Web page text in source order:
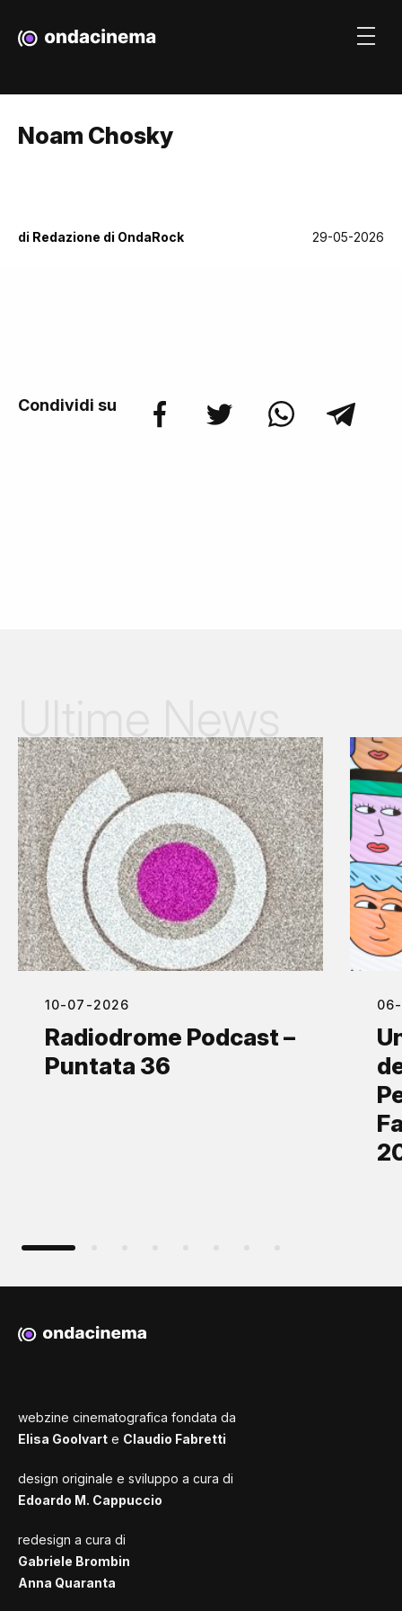
Noam Chosky
di Redazione di OndaRock 29-05-2026
Condividi su
10-07-2026
Radiodrome Podcast –
Puntata 36
webzine cinematografica fondata da
Elisa Goolvart e Claudio Fabretti
design originale e sviluppo a cura di
Edoardo M. Cappuccio
redesign a cura di
Gabriele Brombin
Anna Quaranta